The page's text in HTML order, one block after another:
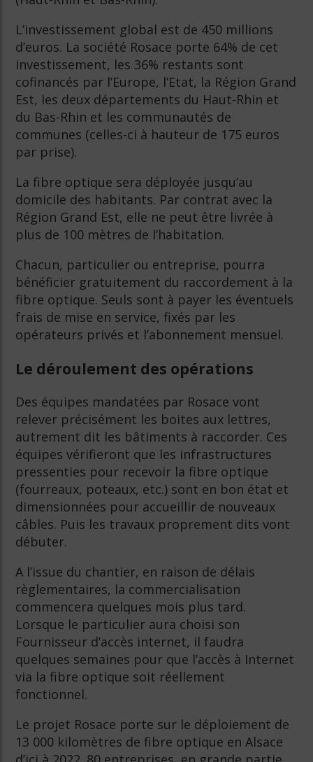
L’investissement global est de 450 millions
d’euros. La société Rosace porte 64% de cet
investissement, les 36% restants sont
cofinancés par l’Europe, l’Etat, la Région Grand
Est, les deux départements du Haut-Rhin et
du Bas-Rhin et les communautés de
communes (celles-ci à hauteur de 175 euros
par prise).
La fibre optique sera déployée jusqu’au
domicile des habitants. Par contrat avec la
Région Grand Est, elle ne peut être livrée à
plus de 100 mètres de l’habitation.
Chacun, particulier ou entreprise, pourra
bénéficier gratuitement du raccordement à la
fibre optique. Seuls sont à payer les éventuels
frais de mise en service, fixés par les
opérateurs privés et l’abonnement mensuel.
Le déroulement des opérations
Des équipes mandatées par Rosace vont
relever précisément les boites aux lettres,
autrement dit les bâtiments à raccorder. Ces
équipes vérifieront que les infrastructures
pressenties pour recevoir la fibre optique
(fourreaux, poteaux, etc.) sont en bon état et
dimensionnées pour accueillir de nouveaux
câbles. Puis les travaux proprement dits vont
débuter.
A l’issue du chantier, en raison de délais
règlementaires, la commercialisation
commencera quelques mois plus tard.
Lorsque le particulier aura choisi son
Fournisseur d’accès internet, il faudra
quelques semaines pour que l’accès à Internet
via la fibre optique soit réellement
fonctionnel.
Le projet Rosace porte sur le déploiement de
13 000 kilomètres de fibre optique en Alsace